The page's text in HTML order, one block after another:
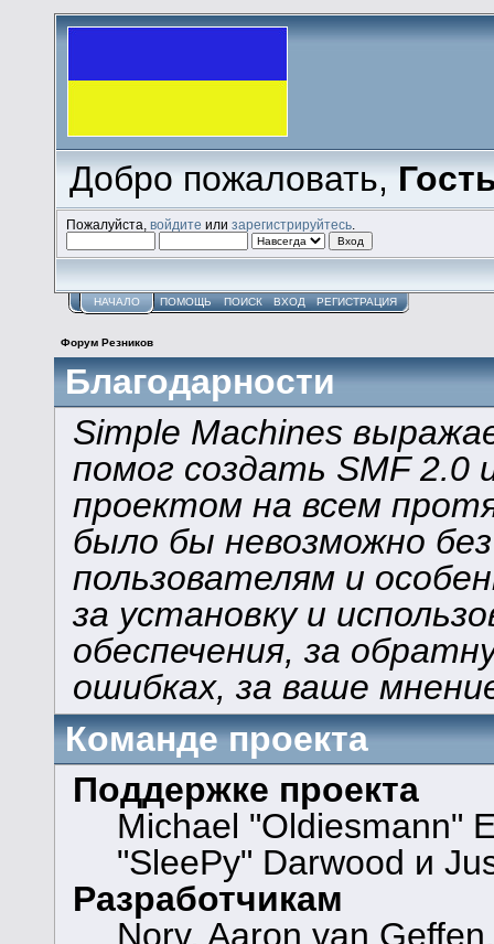
Добро пожаловать,
Пожалуйста,войдите илизарегистрируйтесь
НАЧАЛО ПОМОЩЬ ПОИСК ВХОД РЕГИСТРАЦИЯ
Форум Резников
Благодарности
Simple Machines
помог создать SMF
проектом на всем
было бы невозможно
пользователям и
за установку и
обеспечения, за
ошибках, за ваше
Команде проекта
Поддержке проекта
Michael "Oldiesmann"
"SleePy" Darwood и
Разработчикам
Norv, Aaron van